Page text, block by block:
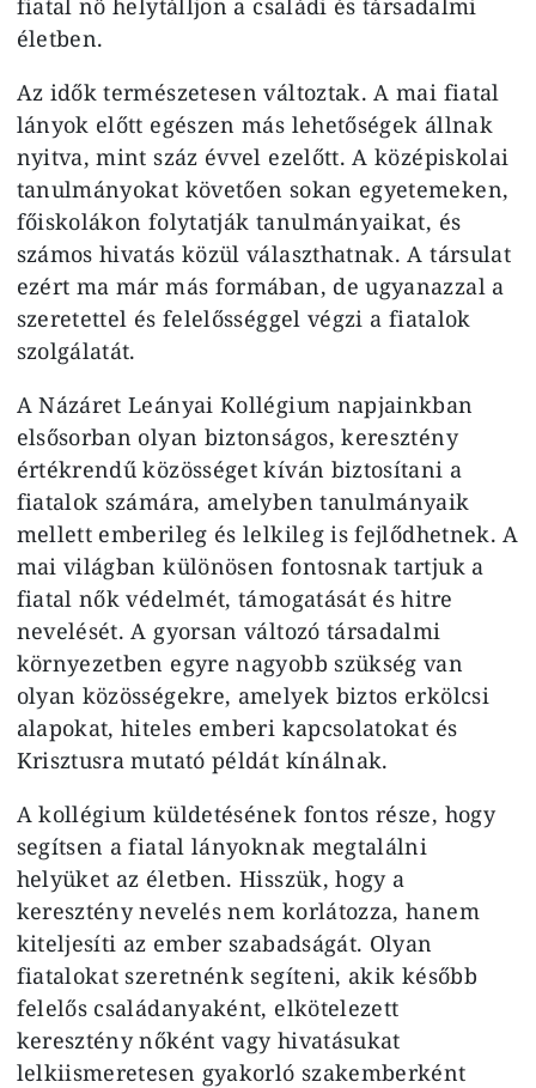
életben.
Az idők természetesen változtak. A mai fiatal
lányok előtt egészen más lehetőségek állnak
nyitva, mint száz évvel ezelőtt. A középiskolai
tanulmányokat követően sokan egyetemeken,
főiskolákon folytatják tanulmányaikat, és
számos hivatás közül választhatnak. A társulat
ezért ma már más formában, de ugyanazzal a
szeretettel és felelősséggel végzi a fiatalok
szolgálatát.
A Názáret Leányai Kollégium napjainkban
elsősorban olyan biztonságos, keresztény
értékrendű közösséget kíván biztosítani a
fiatalok számára, amelyben tanulmányaik
mellett emberileg és lelkileg is fejlődhetnek. A
mai világban különösen fontosnak tartjuk a
fiatal nők védelmét, támogatását és hitre
nevelését. A gyorsan változó társadalmi
környezetben egyre nagyobb szükség van
olyan közösségekre, amelyek biztos erkölcsi
alapokat, hiteles emberi kapcsolatokat és
Krisztusra mutató példát kínálnak.
A kollégium küldetésének fontos része, hogy
segítsen a fiatal lányoknak megtalálni
helyüket az életben. Hisszük, hogy a
keresztény nevelés nem korlátozza, hanem
kiteljesíti az ember szabadságát. Olyan
fiatalokat szeretnénk segíteni, akik később
felelős családanyaként, elkötelezett
keresztény nőként vagy hivatásukat
lelkiismeretesen gyakorló szakemberként